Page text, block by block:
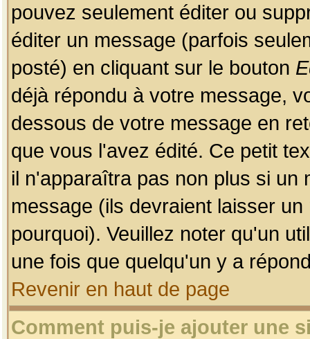
pouvez seulement éditer ou
éditer un message (parfois
posté) en cliquant sur le bouton
déjà répondu à votre message,
dessous de votre message en
que vous l'avez édité. Ce petit
il n'apparaîtra pas non plus si un
message (ils devraient laisser
pourquoi). Veuillez noter qu'un
une fois que quelqu'un y a
Revenir en haut de page
Comment puis-je ajouter une